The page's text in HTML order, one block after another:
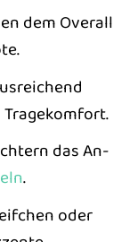
dem Overall
das An-
.
oder